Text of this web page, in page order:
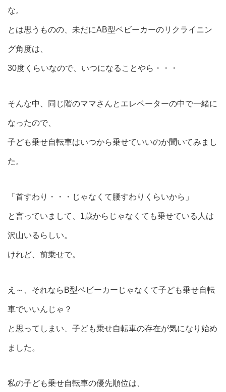
な。
とは思うものの、未だにAB型ベビーカーのリクライニン
グ角度は、
30度くらいなので、いつになることやら・・・
そんな中、同じ階のママさんとエレベーターの中で一緒に
なったので、
子ども乗せ自転車はいつから乗せていいのか聞いてみまし
た。
「首すわり・・・じゃなくて腰すわりくらいから」
と言っていまして、1歳からじゃなくても乗せている人は
沢山いるらしい。
けれど、前乗せで。
え～、それならB型ベビーカーじゃなくて子ども乗せ自転
車でいいんじゃ？
と思ってしまい、子ども乗せ自転車の存在が気になり始め
ました。
私の子ども乗せ自転車の優先順位は、